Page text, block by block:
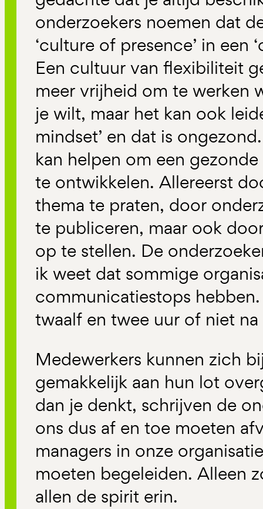
onderzoekers noemen dat
‘culture of presence’ in een
Een cultuur van flexibiliteit
meer vrijheid om te werken
je wilt, maar het kan ook
mindset’ en dat is
kan helpen om een
te ontwikkelen. Allereerst
thema te praten, door
te publiceren, maar ook
op te stellen. De
ik weet dat sommige
communicatiestops
twaalf en twee uur of niet na
Medewerkers kunnen zich
gemakkelijk aan hun lot
dan je denkt, schrijven de
ons dus af en toe moeten
managers in onze
moeten begeleiden. Alleen
allen de spirit erin.